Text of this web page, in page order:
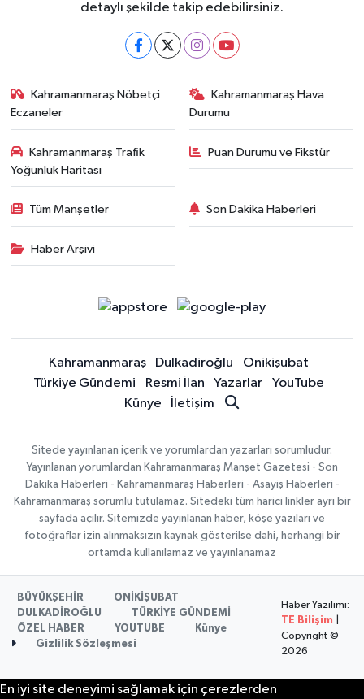
detaylı şekilde takip edebilirsiniz.
Kahramanmaraş Nöbetçi
Eczaneler
Kahramanmaraş Hava
Durumu
Kahramanmaraş Trafik
Yoğunluk Haritası
Puan Durumu ve Fikstür
Tüm Manşetler Son Dakika Haberleri
Haber Arşivi
Kahramanmaraş Dulkadiroğlu
Onikişubat
Türkiye Gündemi
Resmi İlan Yazarlar
YouTube
Künye
İletişim
Sitede yayınlanan içerik ve yorumlardan yazarları sorumludur.
Yayınlanan yorumlardan Kahramanmaraş Manşet Gazetesi - Son
Dakika Haberleri - Kahramanmaraş Haberleri - Asayiş Haberleri -
Kahramanmaraş sorumlu tutulamaz. Sitedeki tüm harici linkler ayrı bir
sayfada açılır. Sitemizde yayınlanan haber, köşe yazıları ve
fotoğraflar izin alınmaksızın kaynak gösterilse dahi, herhangi bir
ortamda kullanılamaz ve yayınlanamaz
BÜYÜKŞEHİR
ONİKİŞUBAT
DULKADİROĞLU
TÜRKİYE GÜNDEMİ
ÖZEL HABER
YOUTUBE
Künye
Gizlilik Sözleşmesi
Haber Yazılımı:
TE Bilişim
Copyright ©
2026
En iyi site deneyimi sağlamak için çerezlerden